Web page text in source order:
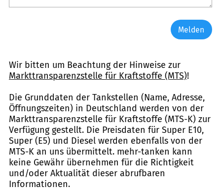
Melden
Wir bitten um Beachtung der Hinweise zur
Markttransparenzstelle für Kraftstoffe (MTS)!
Die Grunddaten der Tankstellen (Name, Adresse,
Öffnungszeiten) in Deutschland werden von der
Markttransparenzstelle für Kraftstoffe (MTS-K) zur
Verfügung gestellt. Die Preisdaten für Super E10,
Super (E5) und Diesel werden ebenfalls von der
MTS-K an uns übermittelt. mehr-tanken kann
keine Gewähr übernehmen für die Richtigkeit
und/oder Aktualität dieser abrufbaren
Informationen.